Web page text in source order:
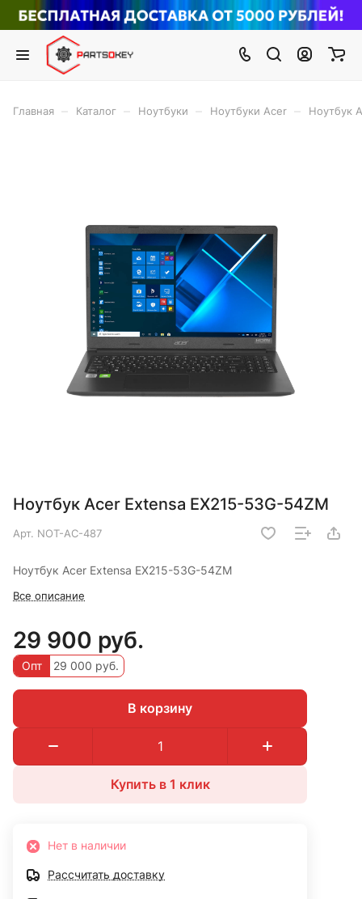
Главная Каталог Ноутбуки Ноутбуки Acer Ноутбук
Ноутбук Acer Extensa EX215-53G-54ZM
Арт. NOT-AC-487
Ноутбук Acer Extensa EX215-53G-54ZM
Все описание
29 900 руб.
Опт 29 000 руб.
В корзину
Купить в 1 клик
Нет в наличии
Рассчитать доставку